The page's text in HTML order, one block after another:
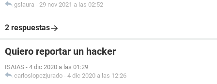
gslaura - 29 nov 2021 a las 02:52
2 respuestas
Quiero reportar un hacker
ISAIAS - 4 dic 2020 a las 01:29
carloslopezjurado - 4 dic 2020 a las 12:26